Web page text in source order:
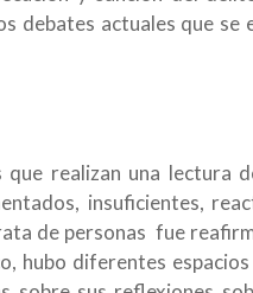
debates actuales que se
realizan una lectura
insuficientes,
de personas fue
hubo diferentes